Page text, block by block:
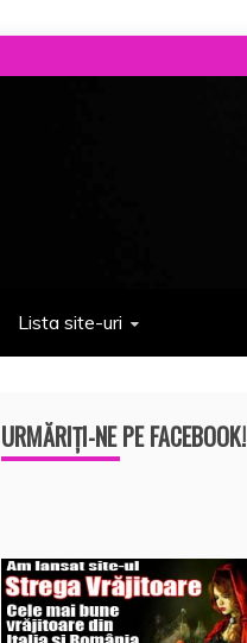
Lista site-uri
URMĂRIȚI-NE PE FACEBOOK!